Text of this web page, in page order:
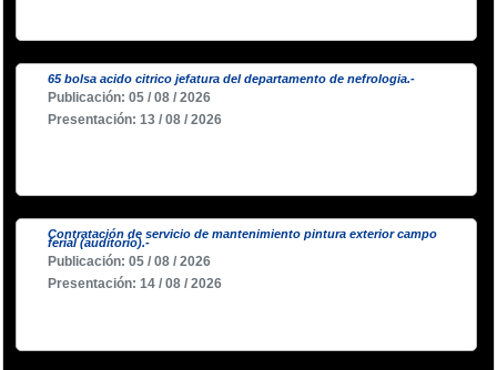
65 bolsa acido citrico jefatura del departamento de nefrologia.-
Publicación: 05 / 08 / 2026
Presentación: 13 / 08 / 2026
Contratación de servicio de mantenimiento pintura exterior campo
ferial (auditorio).-
Publicación: 05 / 08 / 2026
Presentación: 14 / 08 / 2026